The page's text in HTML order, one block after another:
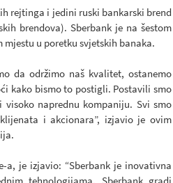
rejtinga i jedini ruski bankarski brend
brendova). Sberbank je na šestom
u poretku svjetskih banaka.
da održimo naš kvalitet, ostanemo
kako bismo to postigli. Postavili smo
naprednu kompaniju. Svi smo
i akcionara”, izjavio je ovim
a, je izjavio: “Sberbank je inovativna